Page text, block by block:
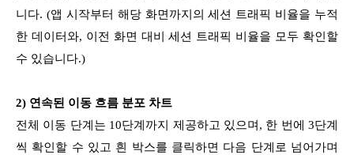
니다. (앱 시작부터 해당 화면까지의 세션 트래픽 비율을 누적
한 데이터와, 이전 화면 대비 세션 트래픽 비율을 모두 확인할
수 있습니다.)
2) 연속된 이동 흐름 분포 차트
전체 이동 단계는 10단계까지 제공하고 있으며, 한 번에 3단계
씩 확인할 수 있고 흰 박스를 클릭하면 다음 단계로 넘어가며